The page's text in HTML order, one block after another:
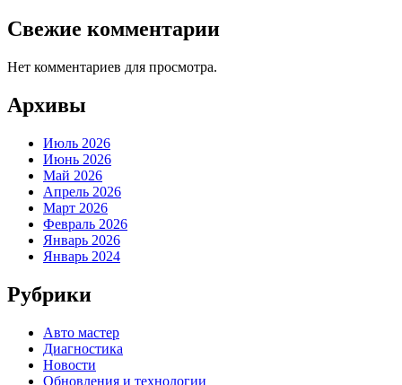
Свежие комментарии
Нет комментариев для просмотра.
Архивы
Июль 2026
Июнь 2026
Май 2026
Апрель 2026
Март 2026
Февраль 2026
Январь 2026
Январь 2024
Рубрики
Авто мастер
Диагностика
Новости
Обновления и технологии